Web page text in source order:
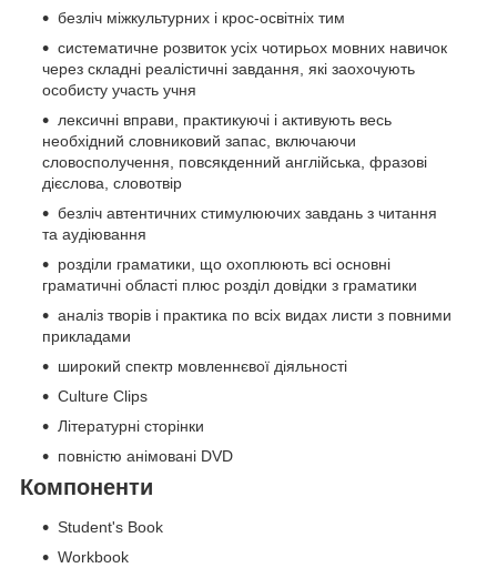
безліч міжкультурних і крос-освітніх тим
систематичне розвиток усіх чотирьох мовних навичок
через складні реалістичні завдання, які заохочують
особисту участь учня
лексичні вправи, практикуючі і активують весь
необхідний словниковий запас, включаючи
словосполучення, повсякденний англійська, фразові
дієслова, словотвір
безліч автентичних стимулюючих завдань з читання
та аудіювання
розділи граматики, що охоплюють всі основні
граматичні області плюс розділ довідки з граматики
аналіз творів і практика по всіх видах листи з повними
прикладами
широкий спектр мовленнєвої діяльності
Culture Clips
Літературні сторінки
повністю анімовані DVD
Компоненти
Student's Book
Workbook